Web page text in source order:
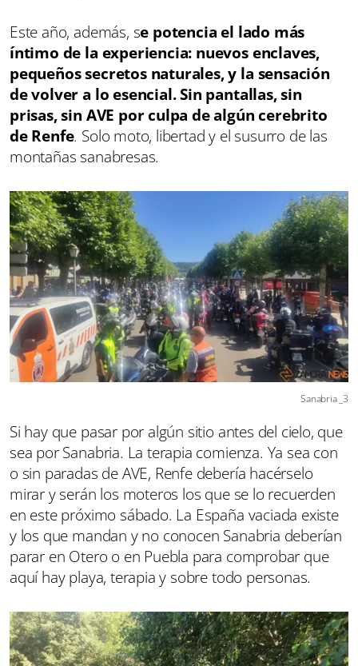
Este año, además, se potencia el lado más
íntimo de la experiencia: nuevos enclaves,
pequeños secretos naturales, y la sensación
de volver a lo esencial. Sin pantallas, sin
prisas, sin AVE por culpa de algún cerebrito
de Renfe. Solo moto, libertad y el susurro de las
montañas sanabresas.
Sanabria _3
Si hay que pasar por algún sitio antes del cielo, que
sea por Sanabria. La terapia comienza. Ya sea con
o sin paradas de AVE, Renfe debería hacérselo
mirar y serán los moteros los que se lo recuerden
en este próximo sábado. La España vaciada existe
y los que mandan y no conocen Sanabria deberían
parar en Otero o en Puebla para comprobar que
aquí hay playa, terapia y sobre todo personas.